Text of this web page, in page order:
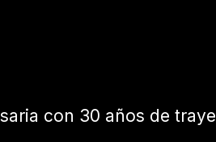
con 30 años de